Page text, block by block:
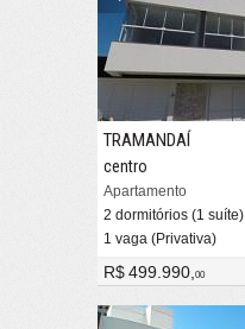
TRAMANDAÍ
centro
Apartamento
2 dormitórios (1 suíte)
1 vaga (Privativa)
R$ 499.990,00